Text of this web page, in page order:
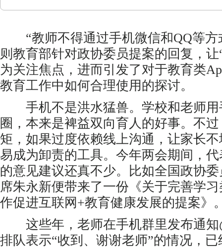
“教师不得通过手机微信和QQ等
则教育部针对政协委员提案的回复，
为关注焦点，进而引发了对于教育类
教育工作中如何合理使用的探讨。
手机不是洪水猛兽。学校和老师用
圈，本来是裨益双向育人的好事。不
矩，如果过度依赖线上沟通，让家长
易成为卸责的工具。今年两会期间，
的意见建议还真不少。比如全国政协
席朱永新便带来了一份《关于完善学
作促进互联网+教育健康发展的提案》
这些年，老师在手机群里发布通知
排队表示“收到、谢谢老师”的情况，